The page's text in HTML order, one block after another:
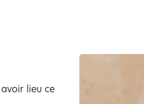
avoir lieu ce